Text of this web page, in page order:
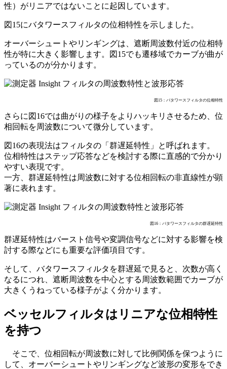
性）がリニアではないことに起因しています。
図15にバタワースフィルタの位相特性を示しました。
オーバーシュートやリンギングは、遮断周波数付近の位相特
性が特に大きく影響します。図15でも遷移域でカーブが曲が
っているのが分かります。
図15：バタワースフィルタの位相特性
さらに図16では曲がりの様子をよりハッキリさせるため、位
相回転を周波数について微分しています。
図16の表現法はフィルタの「群遅延特性」と呼ばれます。
位相特性はステップ応答などを検討する際に直感的で分かり
やすい表現です。
一方、群遅延特性は周波数に対する位相回転の非直線性が顕
著に表れます。
図16：バタワースフィルタの群遅延特性
群遅延特性はバースト信号や変調信号などに対する影響を検
討する際などにも重要な評価項目です。
そして、バタワースフィルタを群遅延で見ると、次数が高く
なるにつれ、遮断周波数を中心とする周波数範囲でカーブが
大きくうねっている様子がよく分かります。
ベッセルフィルタはリニアな位相特性
を持つ
そこで、位相回転が周波数に対して比例関係を保つように
して、オーバーシュートやリンギングなど波形の変形をでき